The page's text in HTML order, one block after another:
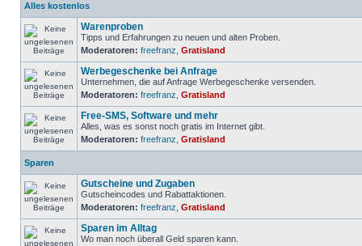
Alles kostenlos
Warenproben
Tipps und Erfahrungen zu neuen und alten Proben.
Moderatoren: freefranz Gratisland
Werbegeschenke bei Anfrage
Unternehmen, die auf Anfrage Werbegeschenke versenden.
Moderatoren: freefranz Gratisland
Free-SMS, Software und mehr
Alles, was es sonst noch gratis im Internet gibt.
Moderatoren: freefranz Gratisland
Sparen
Gutscheine und Zugaben
Gutscheincodes und Rabattaktionen.
Moderatoren: freefranz Gratisland
Sparen im Alltag
Wo man noch überall Geld sparen kann.